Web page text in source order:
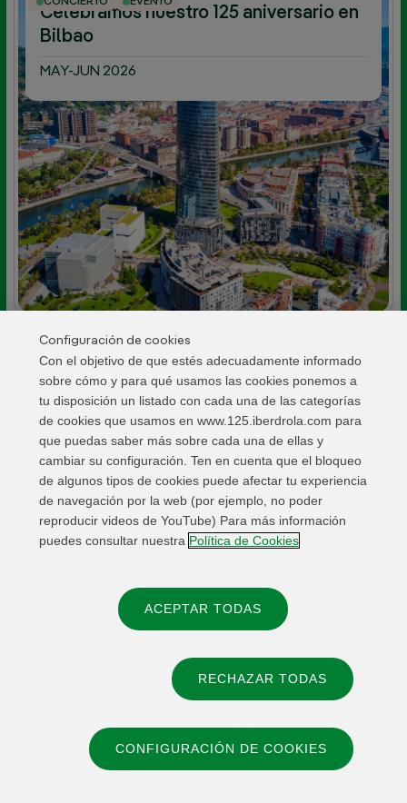
Celebramos nuestro 125 aniversario en
Bilbao
MAY-JUN 2026
ILUMINACIÓN
Firmamos el acuerdo para la iluminación de
la Catedral de Palencia
6 MAY
ILUMINACIÓN
Firmamos un acuerdo para la iluminación del
Palacio Consistorial de Cartagena
© 2026 Iberdrola, S.A
Política de privacidadInformación legal Política de cookies
Configuración de cookies
Canal de denuncias
Configuración de cookies
Con el objetivo de que estés adecuadamente informado
sobre cómo y para qué usamos las cookies ponemos a
tu disposición un listado con cada una de las categorías
de cookies que usamos en www.125.iberdrola.com para
que puedas saber más sobre cada una de ellas y
cambiar su configuración. Ten en cuenta que el bloqueo
de algunos tipos de cookies puede afectar tu experiencia
de navegación por la web (por ejemplo, no poder
reproducir videos de YouTube) Para más información
puedes consultar nuestra Política de Cookies
ACEPTAR TODAS
RECHAZAR TODAS
CONFIGURACIÓN DE COOKIES